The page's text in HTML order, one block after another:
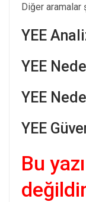
Diğer aramalar
YEE
YEE
YEE
YEE
Bu